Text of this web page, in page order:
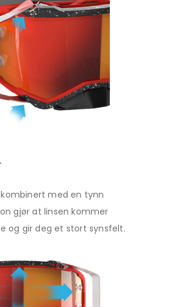
med en tynn
gjør at linsen kommer
og gir deg et stort synsfelt.